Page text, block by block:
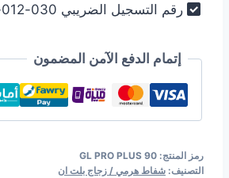
رقم التسجيل الضريبي 030-012-250 .
إتمام الدفع الآمن المضمون
رمز المنتج: GL PRO PLUS 90
التصنيف: شفاط هرمي / زجاج بلت ان